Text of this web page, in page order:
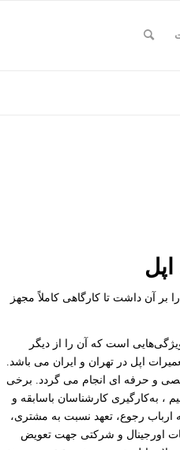
بر آن داشت تا کارگاهی کاملاً مجهز
است که آن را از دیگر
اپل در تهران و ایران می باشد.
و حرفه ای انجام می گردد. برخی
، به‌کارگیری کارشناسان باسابقه و
ارباب رجوع، تعهد نسبت به مشتری،
اورجینال و شرکتی جهت تعویض